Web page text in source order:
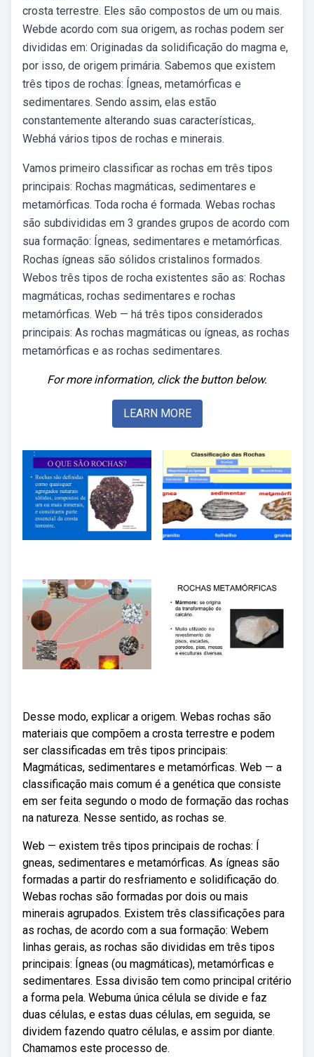
crosta terrestre. Eles são compostos de um ou mais.
Webde acordo com sua origem, as rochas podem ser
divididas em: Originadas da solidificação do magma e,
por isso, de origem primária. Sabemos que existem
três tipos de rochas: Ígneas, metamórficas e
sedimentares. Sendo assim, elas estão
constantemente alterando suas características,.
Webhá vários tipos de rochas e minerais.
Vamos primeiro classificar as rochas em três tipos
principais: Rochas magmáticas, sedimentares e
metamórficas. Toda rocha é formada. Webas rochas
são subdivididas em 3 grandes grupos de acordo com
sua formação: Ígneas, sedimentares e metamórficas.
Rochas ígneas são sólidos cristalinos formados.
Webos três tipos de rocha existentes são as: Rochas
magmáticas, rochas sedimentares e rochas
metamórficas. Web — há três tipos considerados
principais: As rochas magmáticas ou ígneas, as rochas
metamórficas e as rochas sedimentares.
For more information, click the button below.
LEARN MORE
Desse modo, explicar a origem. Webas rochas são
materiais que compõem a crosta terrestre e podem
ser classificadas em três tipos principais:
Magmáticas, sedimentares e metamórficas. Web — a
classificação mais comum é a genética que consiste
em ser feita segundo o modo de formação das rochas
na natureza. Nesse sentido, as rochas se.
Web — existem três tipos principais de rochas: Í
gneas, sedimentares e metamórficas. As ígneas são
formadas a partir do resfriamento e solidificação do.
Webas rochas são formadas por dois ou mais
minerais agrupados. Existem três classificações para
as rochas, de acordo com a sua formação: Webem
linhas gerais, as rochas são divididas em três tipos
principais: Ígneas (ou magmáticas), metamórficas e
sedimentares. Essa divisão tem como principal critério
a forma pela. Webuma única célula se divide e faz
duas células, e estas duas células, em seguida, se
dividem fazendo quatro células, e assim por diante.
Chamamos este processo de.